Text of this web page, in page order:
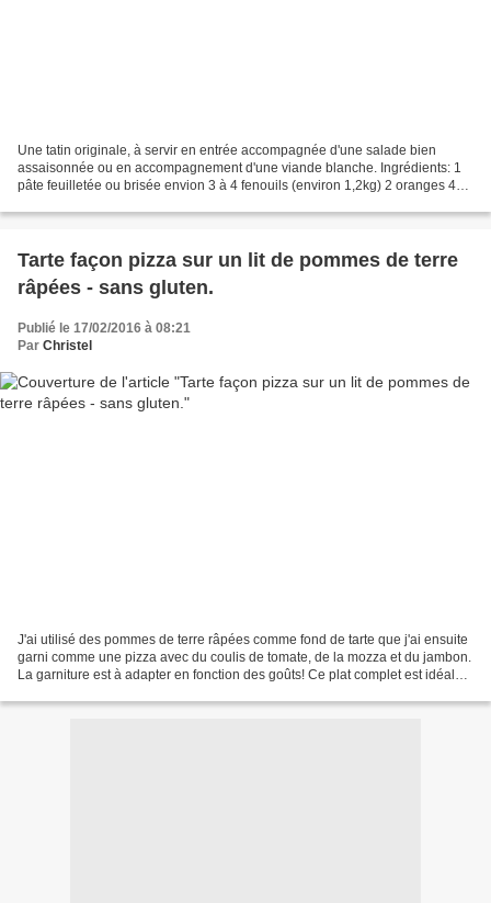
Une tatin originale, à servir en entrée accompagnée d'une salade bien
assaisonnée ou en accompagnement d'une viande blanche. Ingrédients: 1
pâte feuilletée ou brisée envion 3 à 4 fenouils (environ 1,2kg) 2 oranges 40g
Tarte façon pizza sur un lit de pommes de terre
râpées - sans gluten.
Publié le 17/02/2016 à 08:21
Par Christel
J'ai utilisé des pommes de terre râpées comme fond de tarte que j'ai ensuite
garni comme une pizza avec du coulis de tomate, de la mozza et du jambon.
La garniture est à adapter en fonction des goûts! Ce plat complet est idéal